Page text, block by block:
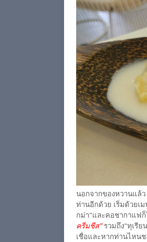
นอกจากของหวานแล้ว
ท่านอีกด้วย เริ่มด้วยเ
กม่า"และคอชากาแฟ
ครีมชีส"รวมถึง"ทุเรีย
เชื่อและหากท่านไหนช